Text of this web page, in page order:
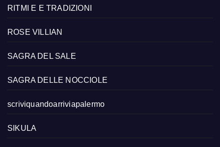
RITMI E E TRADIZIONI
ROSE VILLIAN
SAGRA DEL SALE
SAGRA DELLE NOCCIOLE
scriviquandoarriviapalermo
SIKULA